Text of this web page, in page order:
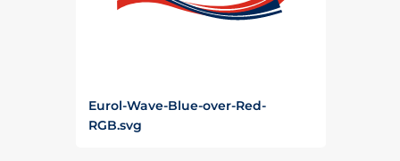
Eurol-Wave-Blue-over-Red-
RGB.svg